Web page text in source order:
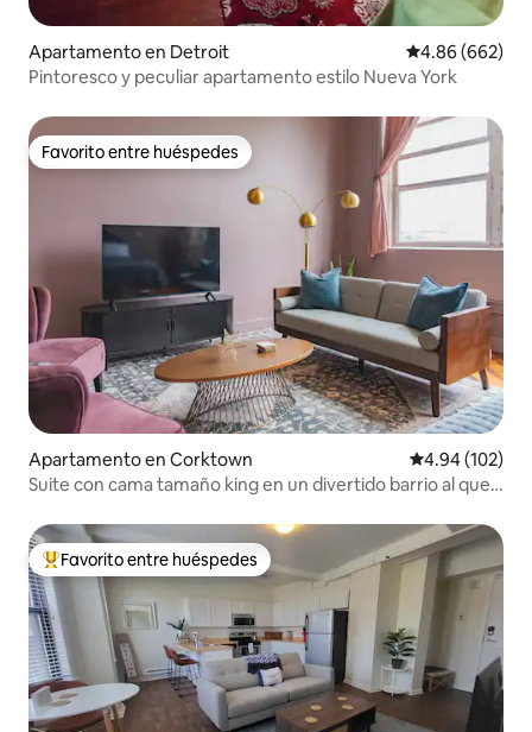
Apartamento en Detroit Calificación
4.86 (662)
Pintoresco y peculiar apartamento estilo Nueva York
Favorito entre huéspedes
Favorito entre huéspedes
Apartamento en Corktown Calificación
4.94 (102)
Suite con cama tamaño king en un divertido barrio al que
Favorito entre huéspedes preferido
Favorito entre huéspedes